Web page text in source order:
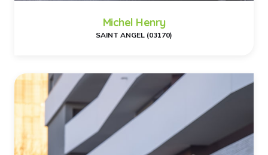
Michel Henry
SAINT ANGEL (03170)